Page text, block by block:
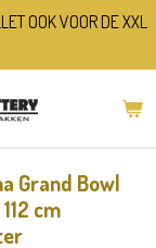
OOK VOOR DE XXL
Grand Bowl
cm